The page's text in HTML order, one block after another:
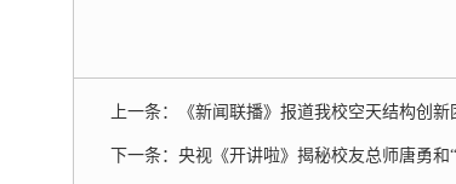
上一条： 《新闻联播》报道我校空天结构创新
下一条： 央视《开讲啦》揭秘校友总师唐勇和